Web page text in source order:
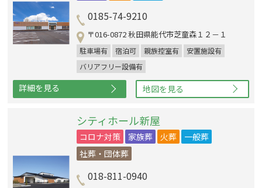
0185-74-9210
〒016-0872 秋田県能代市芝童森１２－１
駐車場有 宿泊可 親族控室有
安置施設有
バリアフリー設備有
詳細を見る 地図を見る
シティホール新屋
コロナ対策 家族葬 火葬
一般葬
社葬・団体葬
018-811-0940